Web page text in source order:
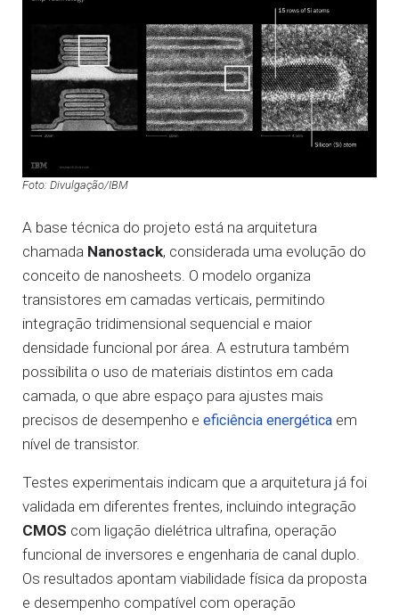
Foto: Divulgação/IBM
A base técnica do projeto está na arquitetura
chamada Nanostack, considerada uma evolução do
conceito de nanosheets. O modelo organiza
transistores em camadas verticais, permitindo
integração tridimensional sequencial e maior
densidade funcional por área. A estrutura também
possibilita o uso de materiais distintos em cada
camada, o que abre espaço para ajustes mais
precisos de desempenho e eficiência energética em
nível de transistor.
Testes experimentais indicam que a arquitetura já foi
validada em diferentes frentes, incluindo integração
CMOS com ligação dielétrica ultrafina, operação
funcional de inversores e engenharia de canal duplo.
Os resultados apontam viabilidade física da proposta
e desempenho compatível com operação